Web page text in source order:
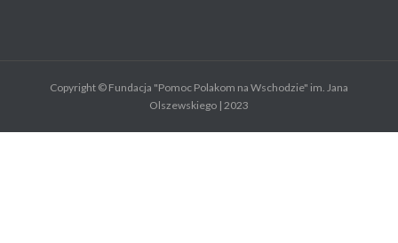
Copyright © Fundacja "Pomoc Polakom na Wschodzie" im. Jana
Olszewskiego | 2023